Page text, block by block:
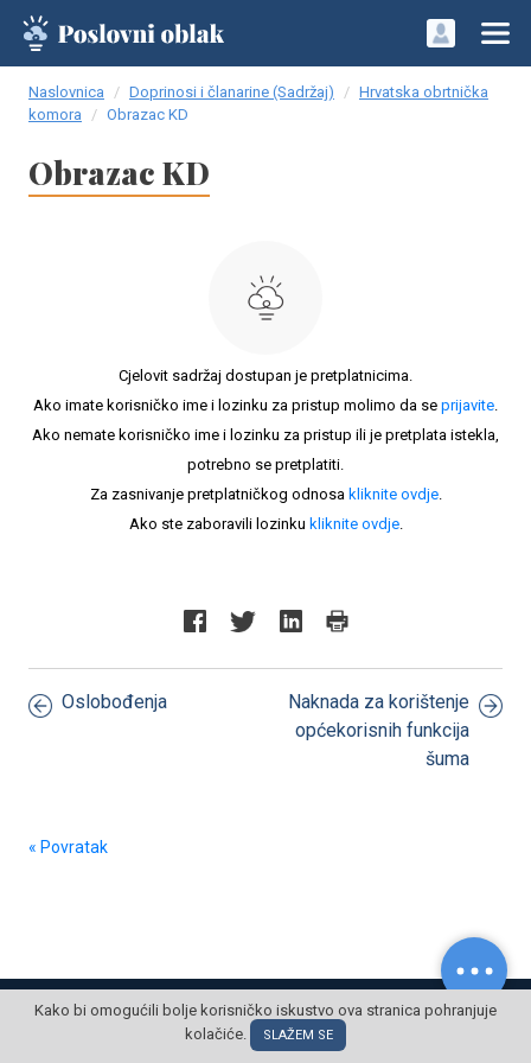
Naslovnica Doprinosi i članarine (Sadržaj)
Hrvatska obrtnička
komora
Obrazac KD
Obrazac KD
Cjelovit sadržaj dostupan je pretplatnicima.
Ako imate korisničko ime i lozinku za pristup molimo da se prijavite.
Ako nemate korisničko ime i lozinku za pristup ili je pretplata istekla,
potrebno se pretplatiti.
Za zasnivanje pretplatničkog odnosa kliknite ovdje.
Ako ste zaboravili lozinku kliknite ovdje.
Oslobođenja
Naknada za korištenje
općekorisnih funkcija
šuma
« Povratak
© POSLOVNI OBLAK Sva prava pridržana
Kako bi omogućili bolje korisničko iskustvo ova stranica pohranjuje
kolačiće.
SLAŽEM SE